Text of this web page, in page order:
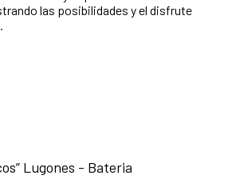
las posibilidades y el disfrute
Lugones - Bateria